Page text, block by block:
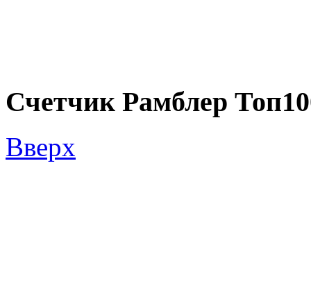
Счетчик Рамблер
Вверх